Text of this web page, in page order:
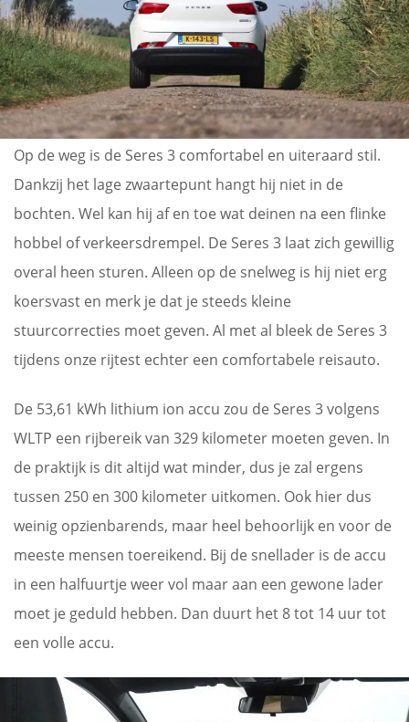
Op de weg is de Seres 3 comfortabel en uiteraard stil.
Dankzij het lage zwaartepunt hangt hij niet in de
bochten. Wel kan hij af en toe wat deinen na een flinke
hobbel of verkeersdrempel. De Seres 3 laat zich gewillig
overal heen sturen. Alleen op de snelweg is hij niet erg
koersvast en merk je dat je steeds kleine
stuurcorrecties moet geven. Al met al bleek de Seres 3
tijdens onze rijtest echter een comfortabele reisauto.
De 53,61 kWh lithium ion accu zou de Seres 3 volgens
WLTP een rijbereik van 329 kilometer moeten geven. In
de praktijk is dit altijd wat minder, dus je zal ergens
tussen 250 en 300 kilometer uitkomen. Ook hier dus
weinig opzienbarends, maar heel behoorlijk en voor de
meeste mensen toereikend. Bij de snellader is de accu
in een halfuurtje weer vol maar aan een gewone lader
moet je geduld hebben. Dan duurt het 8 tot 14 uur tot
een volle accu.